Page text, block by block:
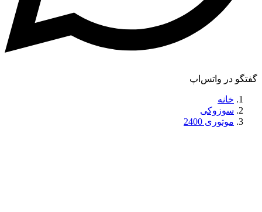
گفتگو در واتس‌اپ
خانه
سوزوکی
موتوری 2400